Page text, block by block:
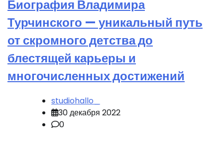
Биография Владимира
Турчинского — уникальный путь
от скромного детства до
блестящей карьеры и
многочисленных достижений
studiohallo_
30 декабря 2022
0